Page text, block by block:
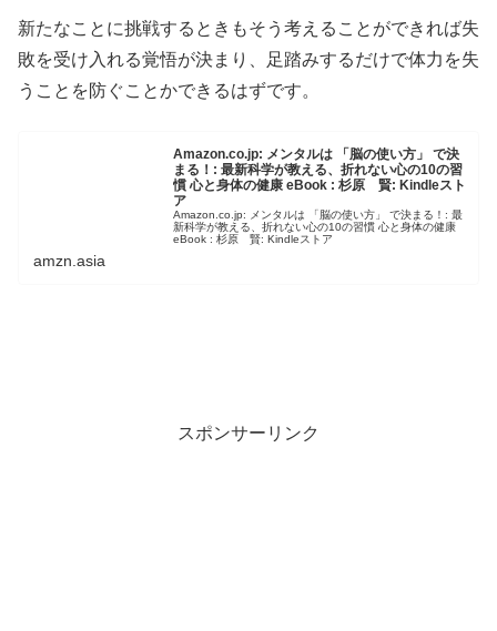
新たなことに挑戦するときもそう考えることができれば失
敗を受け入れる覚悟が決まり、足踏みするだけで体力を失
うことを防ぐことかできるはずです。
Amazon.co.jp: メンタルは 「脳の使い方」 で決
まる！: 最新科学が教える、折れない心の10の習
慣 心と身体の健康 eBook : 杉原 賢: Kindleスト
ア
Amazon.co.jp: メンタルは 「脳の使い方」 で決まる！: 最
新科学が教える、折れない心の10の習慣 心と身体の健康
eBook : 杉原 賢: Kindleストア
amzn.asia
スポンサーリンク